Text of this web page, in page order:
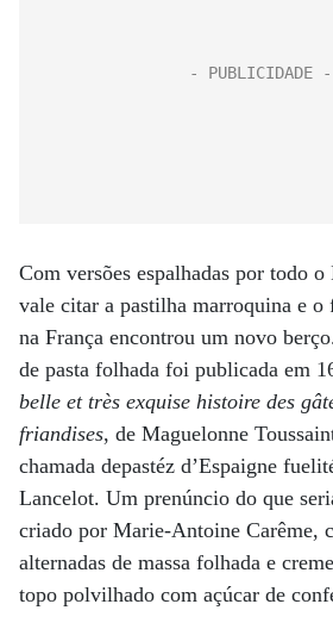
Com versões espalhadas por todo
vale citar a pastilha marroquina e
na França encontrou um novo
de pasta folhada foi publicada em
belle et très exquise histoire des
friandises, de Maguelonne
chamada depastéz d’Espaigne
Lancelot. Um prenúncio do que
criado por Marie-Antoine Carême,
alternadas de massa folhada e
topo polvilhado com açúcar de